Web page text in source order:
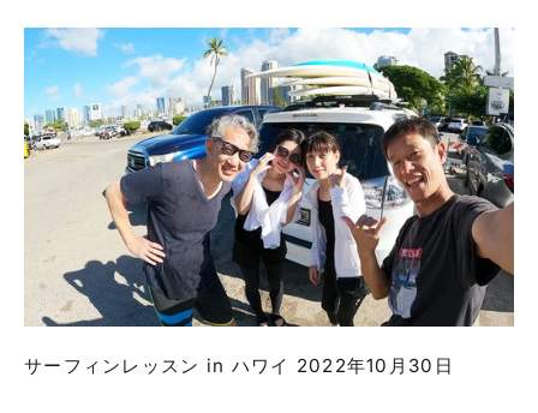
サーフィンレッスン in ハワイ 2022年10月30日